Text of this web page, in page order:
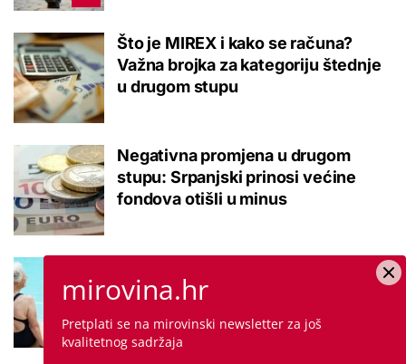
Što je MIREX i kako se računa?
Važna brojka za kategoriju štednje
u drugom stupu
Negativna promjena u drugom
stupu: Srpanjski prinosi većine
fondova otišli u minus
besplatno: Građani se mogu
mirovina.hr
Pretplati se na mirovinski newsletter za još
kvalitetnog sadržaja